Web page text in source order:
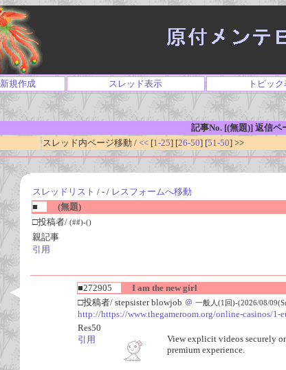
新規作成 スレッド表示 トピッ
記事No. [(無題)] 返信ペ
スレッド内ページ移動 / <<[1-25] [26-50] [51-50] >>
スレッドリスト / - / レスフォームへ移動
■
(無題)
□投稿者/ (##)-()
親記事
引用
■272905
I am the new girl
□投稿者/ stepsister blowjob ＠ 一般人(1回)-(2026/08/
http://https://www.thegameroom.org/online-casinos/1-
Res50
引用
View explicit videos securely
premium experience.